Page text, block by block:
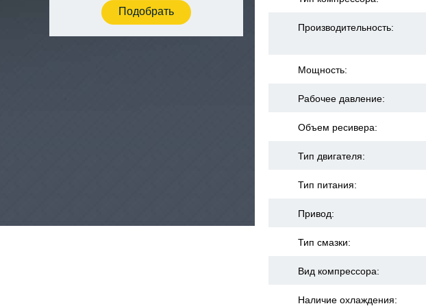
Производительность:
Мощность:
Рабочее давление:
Объем ресивера:
Тип двигателя:
Тип питания:
Привод:
Тип смазки:
Вид компрессора:
Наличие охлаждения: